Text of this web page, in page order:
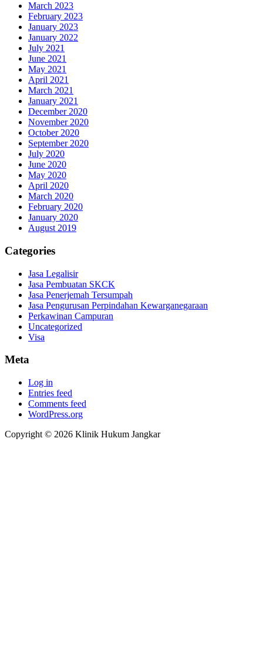
March 2023
February 2023
January 2023
January 2022
July 2021
June 2021
May 2021
April 2021
March 2021
January 2021
December 2020
November 2020
October 2020
September 2020
July 2020
June 2020
May 2020
April 2020
March 2020
February 2020
January 2020
August 2019
Categories
Jasa Legalisir
Jasa Pembuatan SKCK
Jasa Penerjemah Tersumpah
Jasa Pengurusan Perpindahan Kewarganegaraan
Perkawinan Campuran
Uncategorized
Visa
Meta
Log in
Entries feed
Comments feed
WordPress.org
Copyright © 2026 Klinik Hukum Jangkar